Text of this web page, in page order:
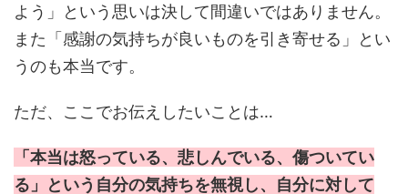
よう」という思いは決して間違いではありません。
また「感謝の気持ちが良いものを引き寄せる」とい
うのも本当です。
ただ、ここでお伝えしたいことは…
「本当は怒っている、悲しんでいる、傷ついてい
る」という自分の気持ちを無視し、自分に対して